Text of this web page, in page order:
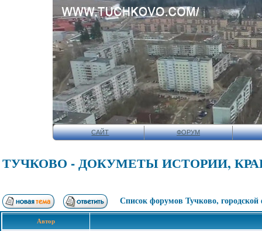
САЙТ ФОРУМ
ТУЧКОВО - ДОКУМЕТЫ ИСТОРИИ,
Список форумов Тучково,
Автор